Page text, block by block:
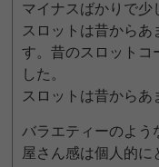
マイナスばかりで少
スロットは昔からあ
す。昔のスロットコ
した。
スロットは昔からあ
バラエティーのよう
屋さん感は個人的に